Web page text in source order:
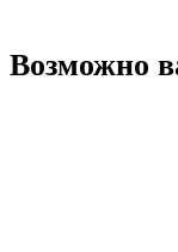
Возможно